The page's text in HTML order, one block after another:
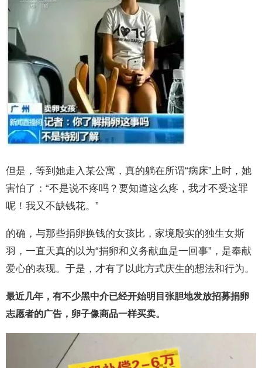
但是，等到她走入某公寓，真的躺在所谓“病床”上时，她
害怕了：“不是说不疼吗？要知道这么疼，我才不受这罪
呢！我又不缺钱花。”
的确，与那些捐卵换钱的女孩比，家境殷实的独生女斯
羽，一直天真的以为“捐卵和义务献血是一回事”，是奉献
爱心的表现。于是，才有了以此方式庆生的想法和行为。
最近几年，有不少黑中介已经开始明目张胆地发放招募捐卵
志愿者的广告，卵子像商品一样买卖。